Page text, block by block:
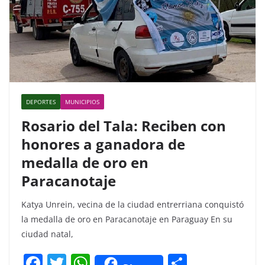
DEPORTES MUNICIPIOS
Rosario del Tala: Reciben con
honores a ganadora de
medalla de oro en
Paracanotaje
Katya Unrein, vecina de la ciudad entrerriana conquistó
la medalla de oro en Paracanotaje en Paraguay En su
ciudad natal,